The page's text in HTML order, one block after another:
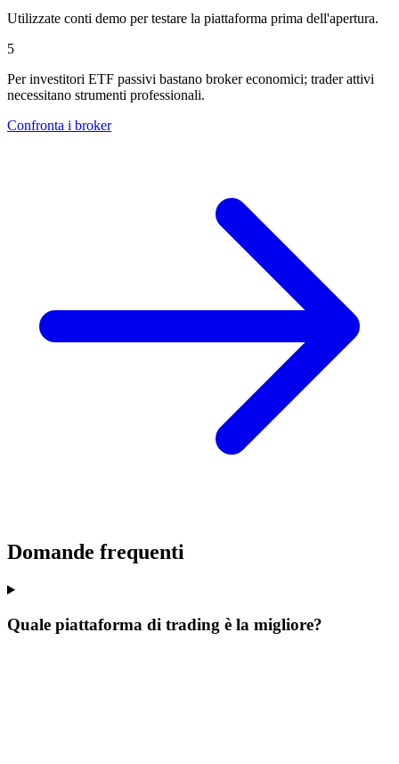
Utilizzate conti demo per testare la piattaforma prima dell'apertura.
5
Per investitori ETF passivi bastano broker economici; trader attivi
necessitano strumenti professionali.
Confronta i broker
Domande frequenti
Quale piattaforma di trading è la migliore?